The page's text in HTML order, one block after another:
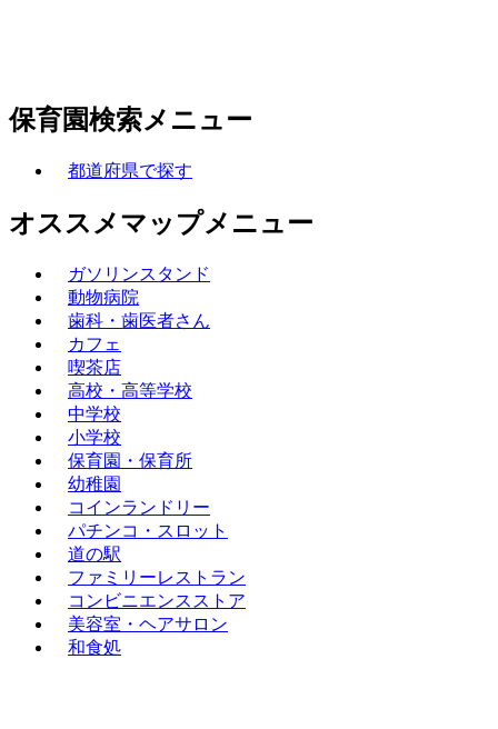
保育園検索メニュー
都道府県で探す
オススメマップメニュー
ガソリンスタンド
動物病院
歯科・歯医者さん
カフェ
喫茶店
高校・高等学校
中学校
小学校
保育園・保育所
幼稚園
コインランドリー
パチンコ・スロット
道の駅
ファミリーレストラン
コンビニエンスストア
美容室・ヘアサロン
和食処